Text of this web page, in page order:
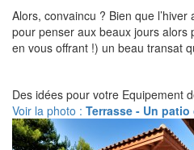
Alors, convaincu ? Bien que l’hiver
pour penser aux beaux jours alors
en vous offrant !) un beau transat
Des idées pour votre Equipement
Voir la photo : Terrasse - Un patio